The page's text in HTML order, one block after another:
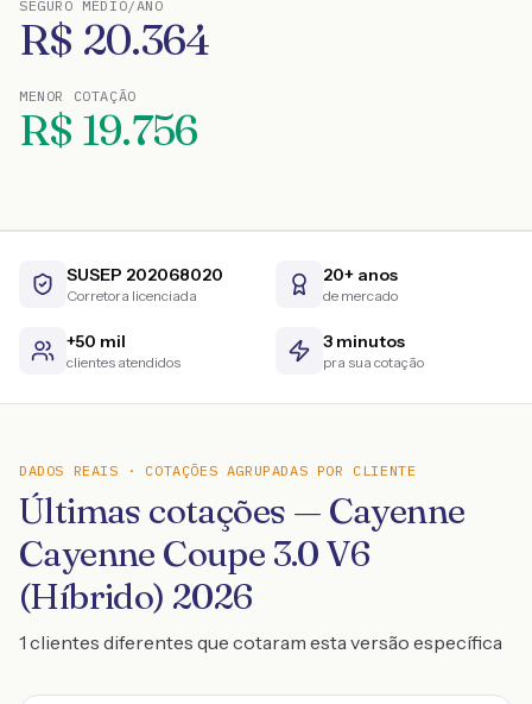
SEGURO MÉDIO/ANO
R$ 20.364
MENOR COTAÇÃO
R$ 19.756
SUSEP 202068020
Corretora licenciada
20+ anos
de mercado
+50 mil
clientes atendidos
3 minutos
pra sua cotação
DADOS REAIS · COTAÇÕES AGRUPADAS POR CLIENTE
Últimas cotações — Cayenne
Cayenne Coupe 3.0 V6
(Híbrido) 2026
1 clientes diferentes que cotaram esta versão específica